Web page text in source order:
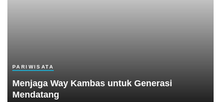
PARIWISATA
Menjaga Way Kambas untuk Generasi
Mendatang